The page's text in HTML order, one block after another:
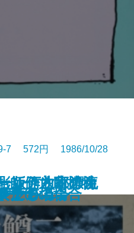
術
版作曲家の生
ンド
郎伝―
7 572円 1986/10/28
ン万次郎漂流
師伊之助捕物
クション
クの場合
チ子の場合
上〕
下〕
たち